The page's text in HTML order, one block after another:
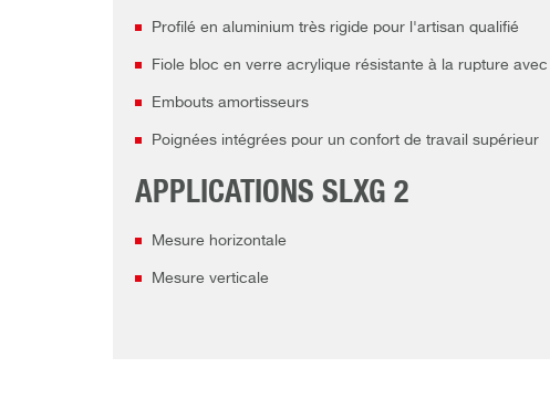
Profilé en aluminium très rigide pour l'artisan qualifié
Fiole bloc en verre acrylique résistante à la rupture
Embouts amortisseurs
Poignées intégrées pour un confort de travail supérieur
APPLICATIONS SLXG 2
Mesure horizontale
Mesure verticale